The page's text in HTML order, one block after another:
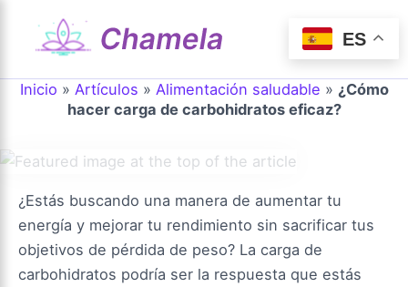
contenido
Inicio » Artículos » Alimentación saludable » ¿Cómo
hacer carga de carbohidratos eficaz?
¿Estás buscando una manera de aumentar tu
energía y mejorar tu rendimiento sin sacrificar tus
objetivos de pérdida de peso? La carga de
carbohidratos podría ser la respuesta que estás
ES